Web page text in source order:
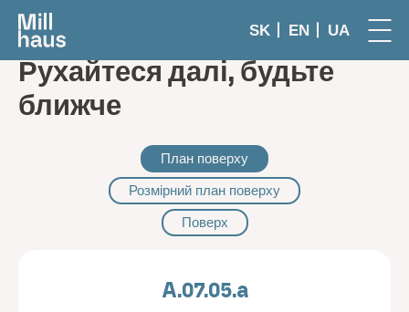
SK EN UA
Рухайтеся далі, будьте
ближче
План поверху
Розмірний план поверху
Поверх
A.07.05.a